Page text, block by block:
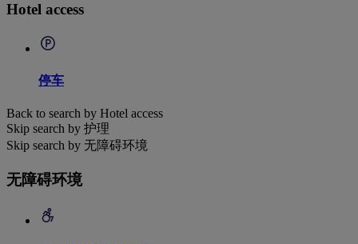
Hotel access
停车
Back to search by Hotel access
Skip search by 护理
Skip search by 无障碍环境
无障碍环境